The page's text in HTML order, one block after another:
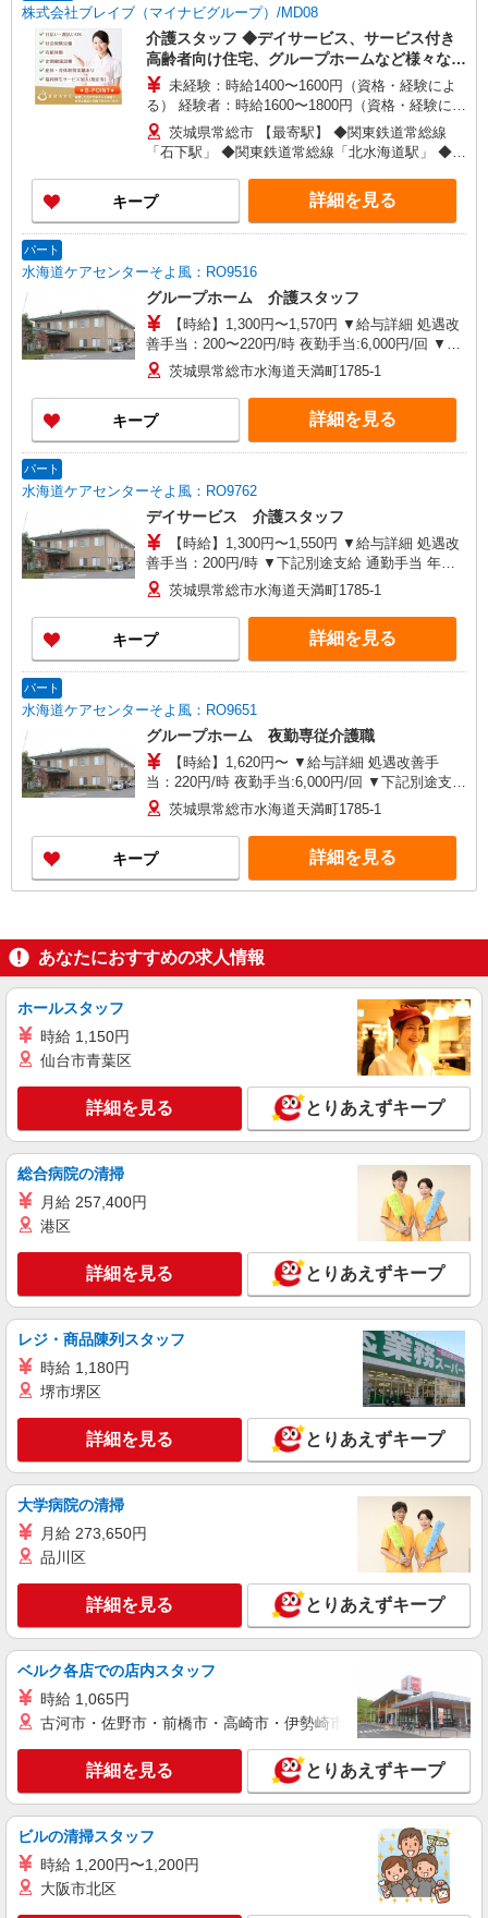
株式会社ブレイブ（マイナビグループ）/MD08
介護スタッフ ◆デイサービス、サービス付き
高齢者向け住宅、グループホームなど様々な勤
務先から選べます。
未経験：時給1400〜1600円（資格・経験によ
る） 経験者：時給1600〜1800円（資格・経験によ
る） ◎月収例 時給1800円×1日8時間×22日（週5
日）＝31万6800円 ◆昇給あり ◆支払い方法 ※日
払い/週払い/月払い対応も可能です。詳しくは面談
時にご相談ください。 ◆交通費：別途全額支給 ※
当社規定あり
茨城県常総市 【最寄駅】 ◆関東鉄道常総線
「石下駅」 ◆関東鉄道常総線「北水海道駅」 ◆関
務地あります！
キープ 詳細を見る
パート
水海道ケアセンターそよ風：RO9516
グループホーム 介護スタッフ
【時給】1,300円〜1,570円 ▼給与詳細 処遇改
善手当：200〜220円/時 夜勤手当:6,000円/回 ▼下
記別途支給 通勤手当 年末年始手当：380円/時 寸
志あり：年2回（6月・12月） ※業績による ※処
遇改善手当は試用期間中(3ヶ月)は支給なし
茨城県常総市水海道天満町1785-1
キープ 詳細を見る
パート
水海道ケアセンターそよ風：RO9762
デイサービス 介護スタッフ
【時給】1,300円〜1,550円 ▼給与詳細 処遇改
善手当：200円/時 ▼下記別途支給 通勤手当 年末
年始手当：380円/時 寸志あり：年2回（6月・12
月） ※業績による ※処遇改善手当は試用期間中(3
ヶ月)は支給なし
茨城県常総市水海道天満町1785-1
キープ 詳細を見る
パート
水海道ケアセンターそよ風：RO9651
グループホーム 夜勤専従介護職
【時給】1,620円〜 ▼給与詳細 処遇改善手
当：220円/時 夜勤手当:6,000円/回 ▼下記別途支給
通勤手当 年末年始手当：380円/時 寸志あり：年2
回（6月・12月） ※業績による ※処遇改善手当は
試用期間中(3ヶ月)は支給なし
茨城県常総市水海道天満町1785-1
キープ 詳細を見る
あなたにおすすめの求人情報
ホールスタッフ
時給 1,150円
仙台市青葉区
詳細を見る とりあえずキープ
総合病院の清掃
月給 257,400円
港区
詳細を見る とりあえずキープ
レジ・商品陳列スタッフ
時給 1,180円
堺市堺区
詳細を見る とりあえずキープ
大学病院の清掃
月給 273,650円
品川区
詳細を見る とりあえずキープ
ベルク各店での店内スタッフ
時給 1,065円
古河市・佐野市・前橋市・高崎市・伊勢崎市・太田市・館林市
詳細を見る とりあえずキープ
ビルの清掃スタッフ
時給 1,200円〜1,200円
大阪市北区